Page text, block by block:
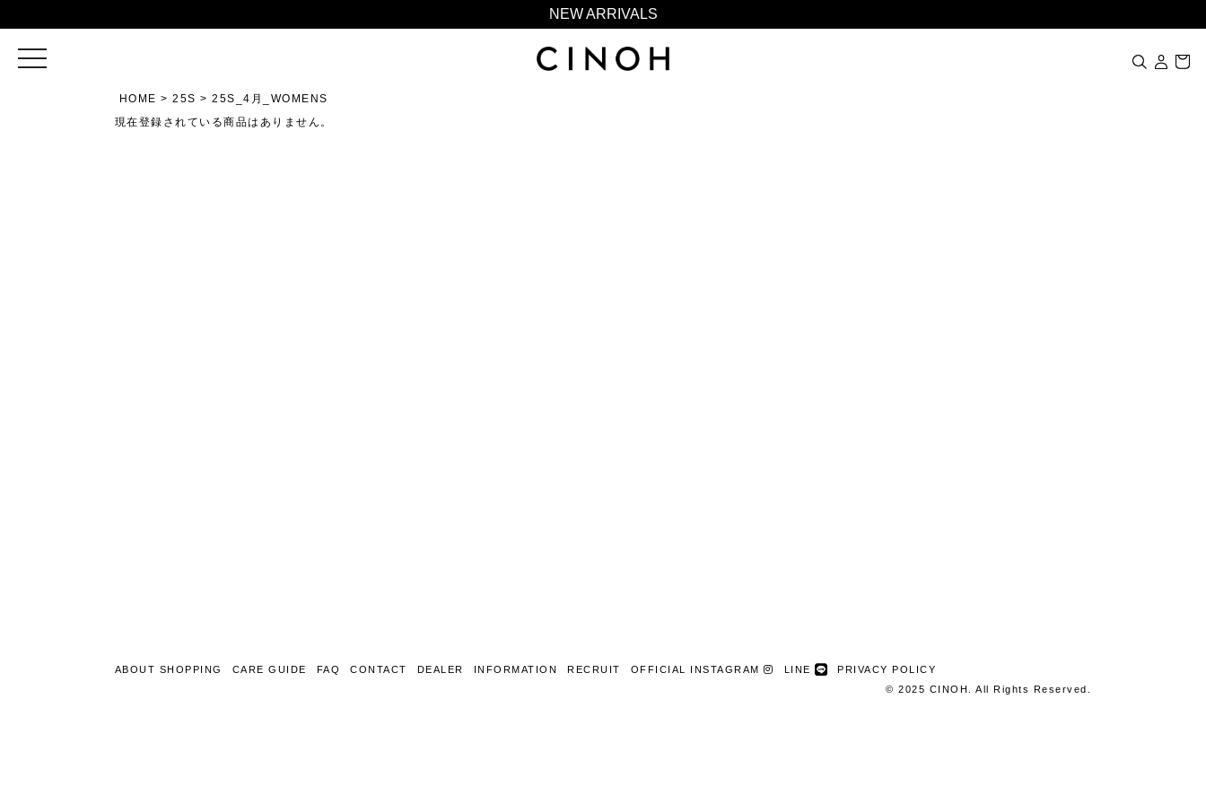
NEW ARRIVALS
ニュースレター登録で¥1,000クーポン進呈
toggle
HOME 25S
25S_4月_WOMENS
現在登録されている商品はありません。
ABOUT SHOPPING CARE GUIDE FAQ CONTACT DEALER INFORMATION RECRUIT OFFICIAL INSTAGRAM LINE
PRIVACY POLICY
© 2025 CINOH. All Rights Reserved.